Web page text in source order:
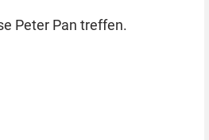
Peter Pan treffen.